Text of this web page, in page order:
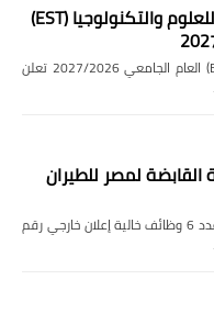
إعلان وظائف المصرية للعلوم والتكنولوجيا (EST)
إعلان وظائف المصرية للعلوم والتكنولوجيا (EST) العام الجامعي 2027/2026 تعلن
القابضة لمصر للطيران
بالتعاقد وظائف الشركة القابضة لمصر للطيران عدد 6 وظائف خالية إعلان خارجي رقم